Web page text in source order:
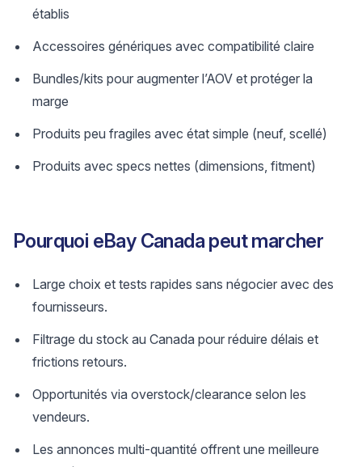
établis
Accessoires génériques avec compatibilité claire
Bundles/kits pour augmenter l’AOV et protéger la
marge
Produits peu fragiles avec état simple (neuf, scellé)
Produits avec specs nettes (dimensions, fitment)
Pourquoi eBay Canada peut marcher
Large choix et tests rapides sans négocier avec des
fournisseurs.
Filtrage du stock au Canada pour réduire délais et
frictions retours.
Opportunités via overstock/clearance selon les
vendeurs.
Les annonces multi-quantité offrent une meilleure